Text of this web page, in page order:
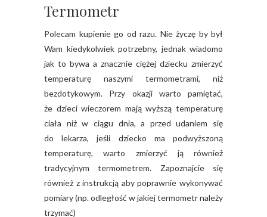
Termometr
Polecam kupienie go od razu. Nie życzę by był
Wam kiedykolwiek potrzebny, jednak wiadomo
jak to bywa a znacznie ciężej dziecku zmierzyć
temperaturę naszymi termometrami, niż
bezdotykowym. Przy okazji warto pamiętać,
że dzieci wieczorem mają wyższą temperaturę
ciała niż w ciągu dnia, a przed udaniem się
do lekarza, jeśli dziecko ma podwyższoną
temperaturę, warto zmierzyć ją również
tradycyjnym termometrem. Zapoznajcie się
również z instrukcją aby poprawnie wykonywać
pomiary (np. odległość w jakiej termometr należy
trzymać)